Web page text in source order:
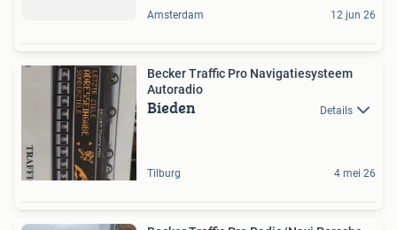
Amsterdam 12 jun 26
Becker Traffic Pro Navigatiesysteem
Autoradio
Bieden Details
Tilburg 4 mei 26